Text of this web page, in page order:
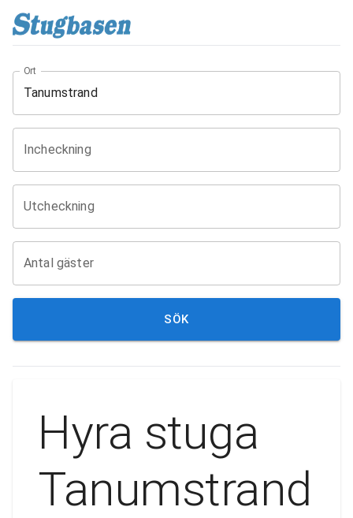
Ort
Incheckning
Utcheckning
Antal gäster
SÖK
Hyra stuga
Tanumstrand